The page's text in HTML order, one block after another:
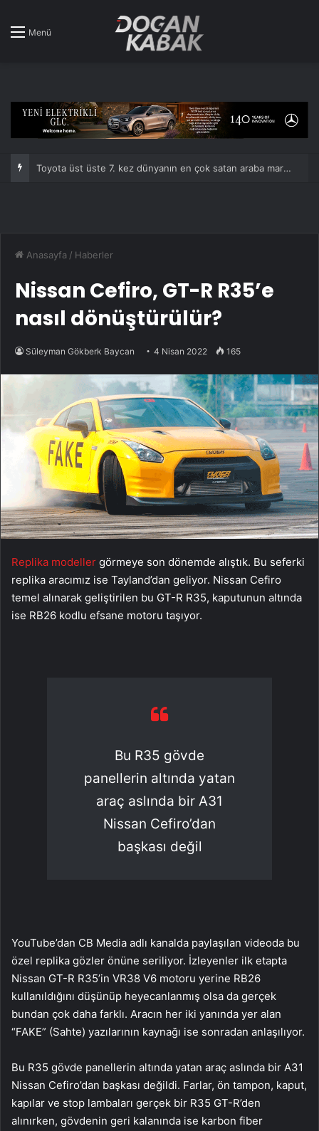
Menü
Xiaomi’den SUV hamlesi: SkyNomad N70 ve N90 Tanıtıldı!
Anasayfa / Haberler
Nissan Cefiro, GT-R R35’e
nasıl dönüştürülür?
Süleyman Gökberk Baycan 4 Nisan 2022 165
Replika modeller görmeye son dönemde alıştık. Bu seferki
replika aracımız ise Tayland’dan geliyor. Nissan Cefiro
temel alınarak geliştirilen bu GT-R R35, kaputunun altında
ise RB26 kodlu efsane motoru taşıyor.
Bu R35 gövde
panellerin altında yatan
araç aslında bir A31
Nissan Cefiro’dan
başkası değil
YouTube’dan CB Media adlı kanalda paylaşılan videoda bu
özel replika gözler önüne seriliyor. İzleyenler ilk etapta
Nissan GT-R R35’in VR38 V6 motoru yerine RB26
kullanıldığını düşünüp heyecanlanmış olsa da gerçek
bundan çok daha farklı. Aracın her iki yanında yer alan
“FAKE” (Sahte) yazılarının kaynağı ise sonradan anlaşılıyor.
Bu R35 gövde panellerin altında yatan araç aslında bir A31
Nissan Cefiro’dan başkası değildi. Farlar, ön tampon, kaput,
kapılar ve stop lambaları gerçek bir R35 GT-R’den
alınırken, gövdenin geri kalanında ise karbon fiber